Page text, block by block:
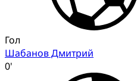
Гол
Шабанов Дмитрий
0'